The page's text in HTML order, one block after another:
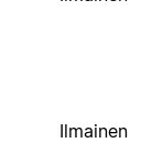
Ilmainen